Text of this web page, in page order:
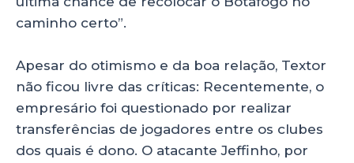
caminho certo”.
Apesar do otimismo e da boa relação, Textor
não ficou livre das críticas: Recentemente, o
empresário foi questionado por realizar
transferências de jogadores entre os clubes
dos quais é dono. O atacante Jeffinho, por